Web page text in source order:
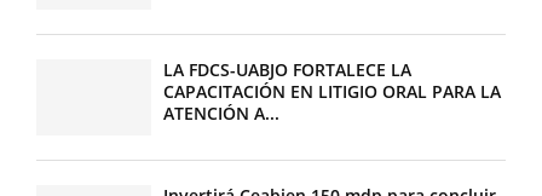
LA FDCS-UABJO FORTALECE LA
CAPACITACIÓN EN LITIGIO ORAL PARA LA
ATENCIÓN A...